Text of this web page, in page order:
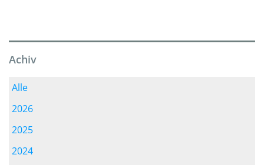
Achiv
Alle
2026
2025
2024